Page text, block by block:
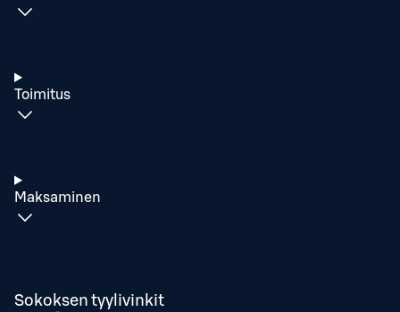
Toimitus
Maksaminen
Sokoksen tyylivinkit